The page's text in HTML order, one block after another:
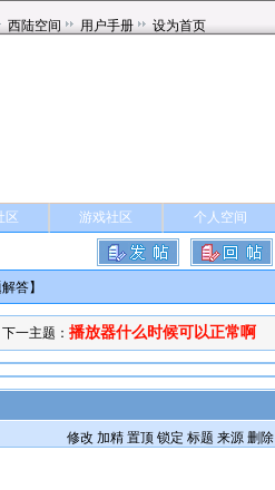
区 游戏社区 个人空间
答】
下一主题： 播放器什么时候可以正常啊
修改 加精 置顶 锁定 标题 来源 删除